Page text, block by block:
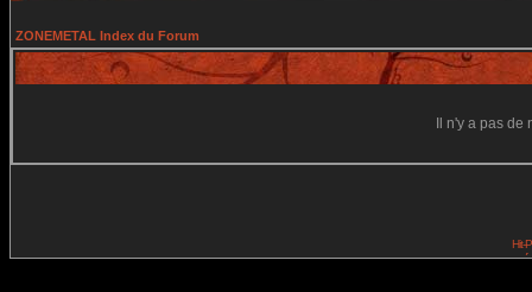
ZONEMETAL Index du Forum
Il n'y a pas